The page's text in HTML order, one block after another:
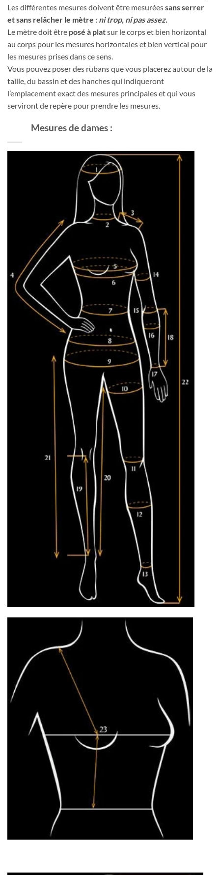
Les différentes mesures doivent être mesuréessans serrer
et sans relâcher le mètre : ni trop, ni pas assez.
Le mètre doit être posé à platsur le corps et bien horizontal
au corps pour les mesures horizontales et bien vertical pour
les mesures prises dans ce sens.
Vous pouvez poser des rubans que vous placerez autour de la
taille, du bassin et des hanches qui indiqueront
l’emplacement exact des mesures principales et qui vous
serviront de repère pour prendre les mesures.
Mesures de dames :